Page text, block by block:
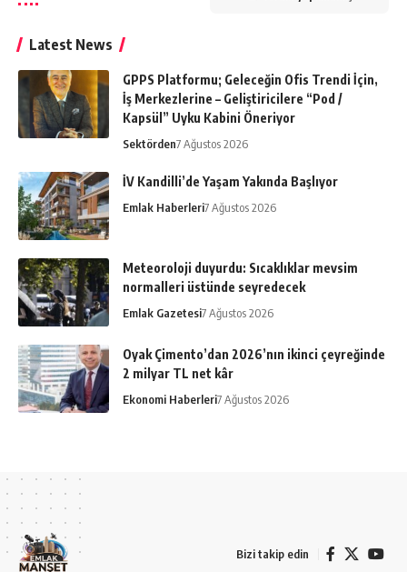
Latest News
GPPS Platformu; Geleceğin Ofis Trendi İçin,
İş Merkezlerine – Geliştiricilere “Pod /
Kapsül” Uyku Kabini Öneriyor
Sektörden7 Ağustos 2026
İV Kandilli’de Yaşam Yakında Başlıyor
Emlak Haberleri7 Ağustos 2026
Meteoroloji duyurdu: Sıcaklıklar mevsim
normalleri üstünde seyredecek
Emlak Gazetesi7 Ağustos 2026
Oyak Çimento’dan 2026’nın ikinci çeyreğinde
2 milyar TL net kâr
Ekonomi Haberleri7 Ağustos 2026
Bizi takip edin